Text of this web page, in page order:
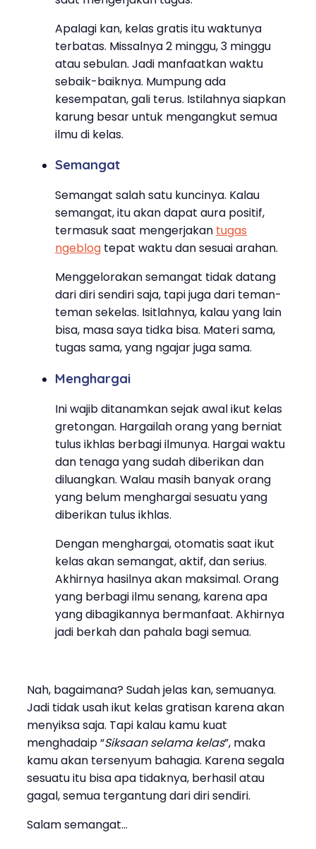
Apalagi kan, kelas gratis itu waktunya
terbatas. Missalnya 2 minggu, 3 minggu
atau sebulan. Jadi manfaatkan waktu
sebaik-baiknya. Mumpung ada
kesempatan, gali terus. Istilahnya siapkan
karung besar untuk mengangkut semua
ilmu di kelas.
Semangat
Semangat salah satu kuncinya. Kalau
semangat, itu akan dapat aura positif,
termasuk saat mengerjakan tugas
ngeblog tepat waktu dan sesuai arahan.
Menggelorakan semangat tidak datang
dari diri sendiri saja, tapi juga dari teman-
teman sekelas. Isitlahnya, kalau yang lain
bisa, masa saya tidka bisa. Materi sama,
tugas sama, yang ngajar juga sama.
Menghargai
Ini wajib ditanamkan sejak awal ikut kelas
gretongan. Hargailah orang yang berniat
tulus ikhlas berbagi ilmunya. Hargai waktu
dan tenaga yang sudah diberikan dan
diluangkan. Walau masih banyak orang
yang belum menghargai sesuatu yang
diberikan tulus ikhlas.
Dengan menghargai, otomatis saat ikut
kelas akan semangat, aktif, dan serius.
Akhirnya hasilnya akan maksimal. Orang
yang berbagi ilmu senang, karena apa
yang dibagikannya bermanfaat. Akhirnya
jadi berkah dan pahala bagi semua.
Nah, bagaimana? Sudah jelas kan, semuanya.
Jadi tidak usah ikut kelas gratisan karena akan
menyiksa saja. Tapi kalau kamu kuat
menghadaip “Siksaan selama kelas”, maka
kamu akan tersenyum bahagia. Karena segala
sesuatu itu bisa apa tidaknya, berhasil atau
gagal, semua tergantung dari diri sendiri.
Salam semangat…